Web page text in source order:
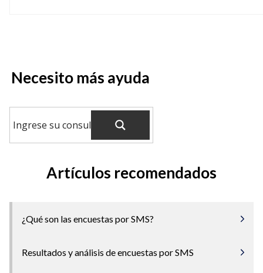
Necesito más ayuda
Artículos recomendados
¿Qué son las encuestas por SMS?
Resultados y análisis de encuestas por SMS